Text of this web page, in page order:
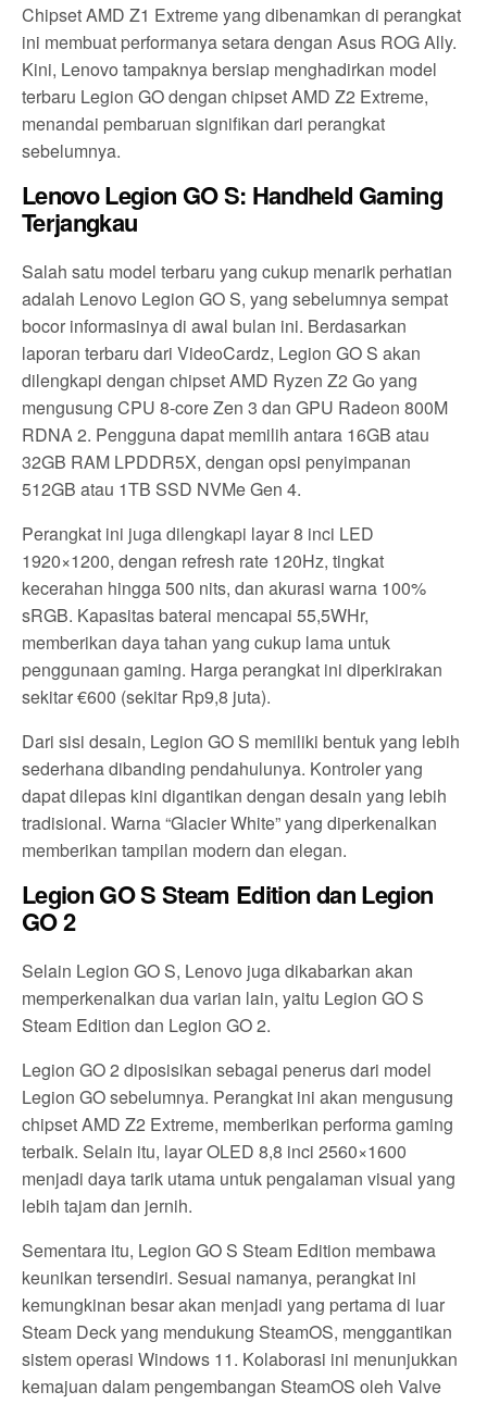
Chipset AMD Z1 Extreme yang dibenamkan di perangkat
ini membuat performanya setara dengan Asus ROG Ally.
Kini, Lenovo tampaknya bersiap menghadirkan model
terbaru Legion GO dengan chipset AMD Z2 Extreme,
menandai pembaruan signifikan dari perangkat
sebelumnya.
Lenovo Legion GO S: Handheld Gaming
Terjangkau
Salah satu model terbaru yang cukup menarik perhatian
adalah Lenovo Legion GO S, yang sebelumnya sempat
bocor informasinya di awal bulan ini. Berdasarkan
laporan terbaru dari VideoCardz, Legion GO S akan
dilengkapi dengan chipset AMD Ryzen Z2 Go yang
mengusung CPU 8-core Zen 3 dan GPU Radeon 800M
RDNA 2. Pengguna dapat memilih antara 16GB atau
32GB RAM LPDDR5X, dengan opsi penyimpanan
512GB atau 1TB SSD NVMe Gen 4.
Perangkat ini juga dilengkapi layar 8 inci LED
1920×1200, dengan refresh rate 120Hz, tingkat
kecerahan hingga 500 nits, dan akurasi warna 100%
sRGB. Kapasitas baterai mencapai 55,5WHr,
memberikan daya tahan yang cukup lama untuk
penggunaan gaming. Harga perangkat ini diperkirakan
sekitar €600 (sekitar Rp9,8 juta).
Dari sisi desain, Legion GO S memiliki bentuk yang lebih
sederhana dibanding pendahulunya. Kontroler yang
dapat dilepas kini digantikan dengan desain yang lebih
tradisional. Warna “Glacier White” yang diperkenalkan
memberikan tampilan modern dan elegan.
Legion GO S Steam Edition dan Legion
GO 2
Selain Legion GO S, Lenovo juga dikabarkan akan
memperkenalkan dua varian lain, yaitu Legion GO S
Steam Edition dan Legion GO 2.
Legion GO 2 diposisikan sebagai penerus dari model
Legion GO sebelumnya. Perangkat ini akan mengusung
chipset AMD Z2 Extreme, memberikan performa gaming
terbaik. Selain itu, layar OLED 8,8 inci 2560×1600
menjadi daya tarik utama untuk pengalaman visual yang
lebih tajam dan jernih.
Sementara itu, Legion GO S Steam Edition membawa
keunikan tersendiri. Sesuai namanya, perangkat ini
kemungkinan besar akan menjadi yang pertama di luar
Steam Deck yang mendukung SteamOS, menggantikan
sistem operasi Windows 11. Kolaborasi ini menunjukkan
kemajuan dalam pengembangan SteamOS oleh Valve